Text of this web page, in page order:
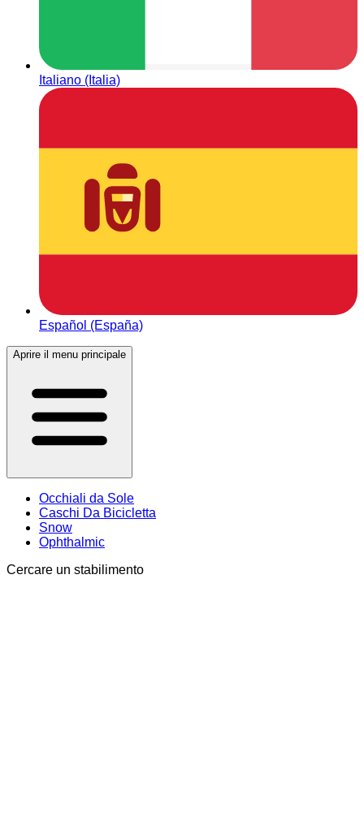
Italiano (Italia)
Español (España)
Aprire il menu principale
Occhiali da Sole
Caschi Da Bicicletta
Snow
Ophthalmic
Cercare un stabilimento